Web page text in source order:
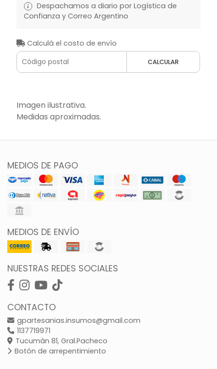
Despachamos a diario por Logística de
Confianza y Correo Argentino
Calculá el costo de envío
CALCULAR
Imagen ilustrativa.
Medidas aproximadas.
MEDIOS DE PAGO
MEDIOS DE ENVÍO
NUESTRAS REDES SOCIALES
CONTACTO
gpartesanias.insumos@gmail.com
1137719971
Tucumán 81, Gral.Pacheco
Botón de arrepentimiento